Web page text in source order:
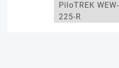
PiloTREK WEW-
225-R